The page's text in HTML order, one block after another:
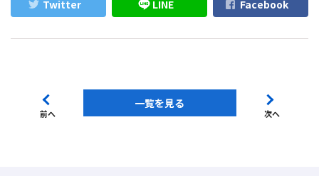
Twitter LINE Facebook
前へ
一覧を見る
次へ